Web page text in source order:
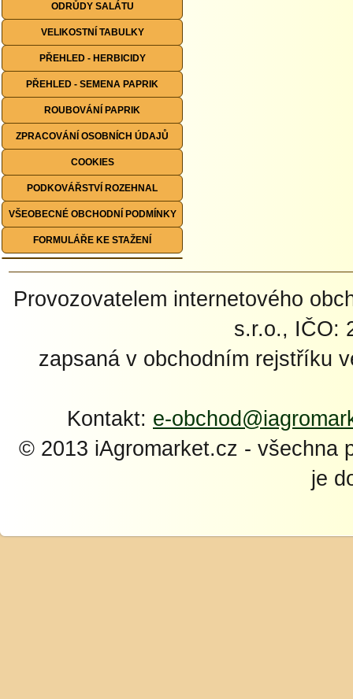
ODRŮDY SALÁTU
VELIKOSTNÍ TABULKY
PŘEHLED - HERBICIDY
PŘEHLED - SEMENA PAPRIK
ROUBOVÁNÍ PAPRIK
ZPRACOVÁNÍ OSOBNÍCH ÚDAJŮ
COOKIES
PODKOVÁŘSTVÍ ROZEHNAL
VŠEOBECNÉ OBCHODNÍ PODMÍNKY
FORMULÁŘE KE STAŽENÍ
Provozovatelem internetového
s.r.o., IČO:
zapsaná v obchodním rejstříku
Kontakt: e-
© 2013 iAgromarket.cz - všechna
je